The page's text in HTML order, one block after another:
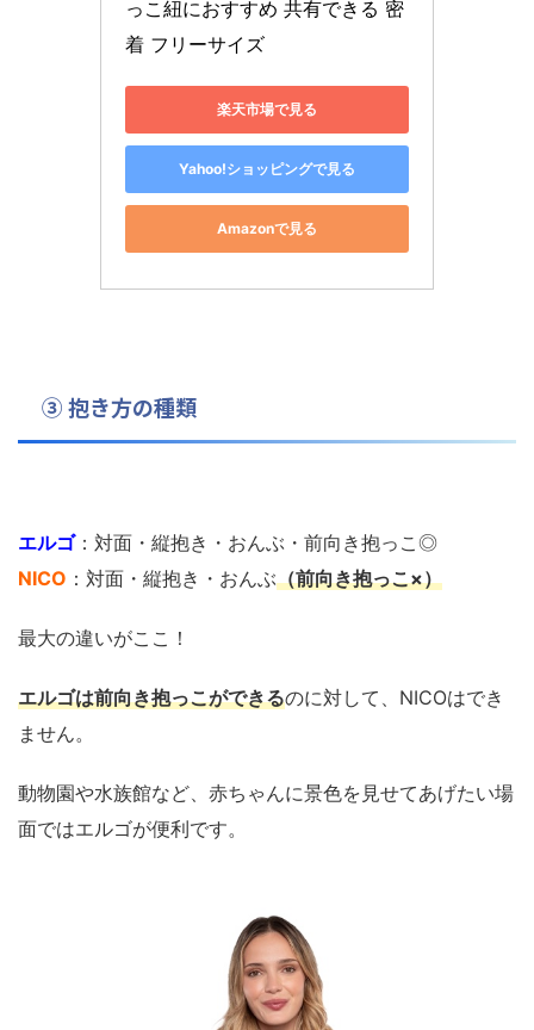
っこ紐におすすめ 共有できる 密
着 フリーサイズ
楽天市場で見る
Yahoo!ショッピングで見る
Amazonで見る
③ 抱き方の種類
エルゴ：対面・縦抱き・おんぶ・前向き抱っこ◎
NICO ：対面・縦抱き・おんぶ（前向き抱っこ×）
最大の違いがここ！
エルゴは前向き抱っこができるのに対して、NICOはでき
ません。
動物園や水族館など、赤ちゃんに景色を見せてあげたい場
面ではエルゴが便利です。